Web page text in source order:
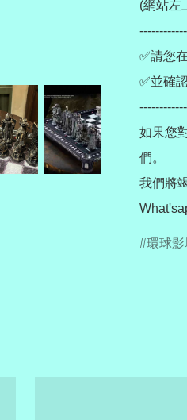
(網站左
✅請您
✅並確
如果您
們。
我們將
環球影